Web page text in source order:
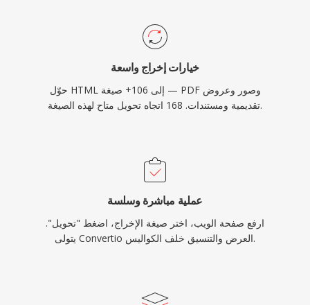
خيارات إخراج واسعة
حوّل HTML إلى 106+ صيغة — PDF وصور وعروض
تقديمية ومستندات. 168 اتجاه تحويل متاح لهذه الصيغة.
عملية مباشرة وسلسة
ارفع صفحة الويب، اختر صيغة الإخراج، اضغط "تحويل".
يتولى Convertio العرض والتنسيق خلف الكواليس.